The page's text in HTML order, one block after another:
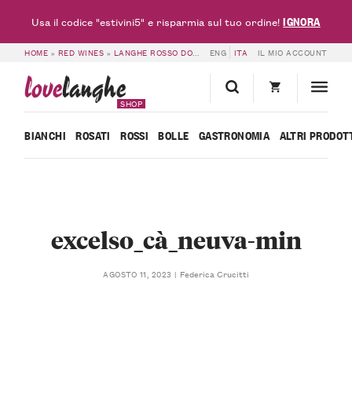
HOME » RED WINES » LANGHE ROSSO DOC » LANGHE DOC ROSSO EXCELSO
ENG ITA IL MIO ACCOUNT
lovelanghe
SHOP
BIANCHI ROSATI ROSSI BOLLE GASTRONOMIA ALTRI
excelso_cà_neuva-min
AGOSTO 11, 2023 Federica Crucitti
Usa il codice "estivini5" e risparmia sul tuo ordine!IGNORA